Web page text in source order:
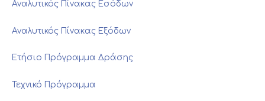
Αναλυτικός Πίνακας Εσόδων
Αναλυτικός Πίνακας Εξόδων
Ετήσιο Πρόγραμμα Δράσης
Τεχνικό Πρόγραμμα